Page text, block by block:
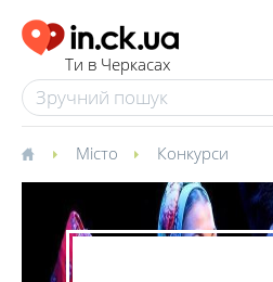
Ти в Черкасах
Місто Конкурси